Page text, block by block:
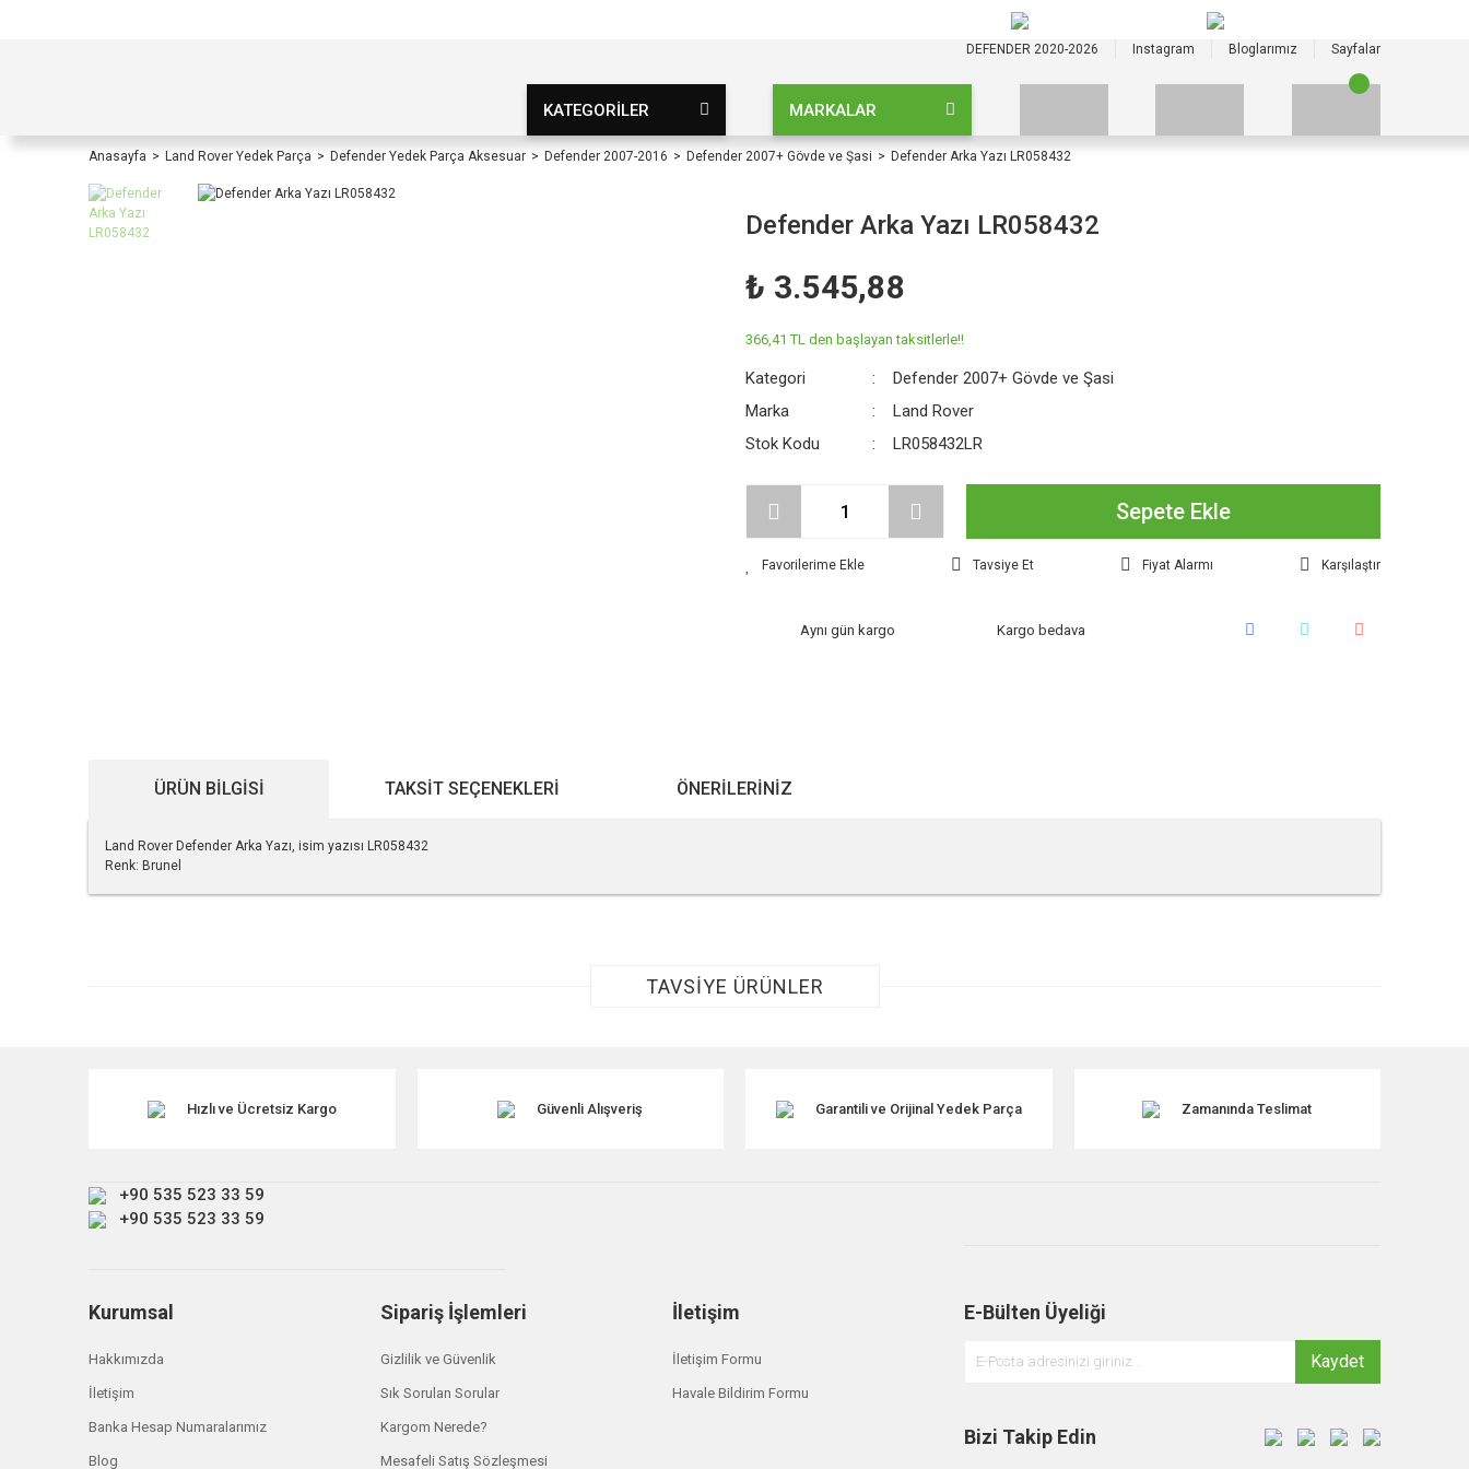
DEFENDER 2020-2026 Instagram Bloglarımız Sayfalar
KATEGORİLER MARKALAR
Anasayfa Land Rover Yedek Parça Defender Yedek Parça Aksesuar Defender 2007-2016 Defender 2007+ Gövde ve Şasi Defender Arka Yazı LR058432
Defender Arka Yazı LR058432
₺ 3.545,88
366,41 TL den başlayan taksitlerle!!
Kategori
Defender 2007+ Gövde ve Şasi
Marka
Land Rover
Stok Kodu
LR058432LR
Sepete Ekle
Tavsiye Et Fiyat Alarmı Karşılaştır
Aynı gün kargo Kargo bedava
ÜRÜN BILGISI TAKSIT SEÇENEKLERI ÖNERILERINIZ
Land Rover Defender Arka Yazı, isim yazısı LR058432
Renk: Brunel
Bu ürüne benzer farklı alternatifler olmalı.
TAVSİYE ÜRÜNLER
Defender Arka Yazı LR058433
₺ 4.438,20
Hızlı ve Ücretsiz Kargo Güvenli Alışveriş Garantili ve Orijinal Yedek Parça Zamanında Teslimat
+90 535 523 33 59
+90 535 523 33 59
Kurumsal
Hakkımızda
İletişim
Banka Hesap Numaralarımız
Blog
Sipariş İşlemleri
Gizlilik ve Güvenlik
Sık Sorulan Sorular
Kargom Nerede?
Mesafeli Satış Sözleşmesi
İletişim
İletişim Formu
Havale Bildirim Formu
E-Bülten Üyeliği
Kaydet
Bizi Takip Edin